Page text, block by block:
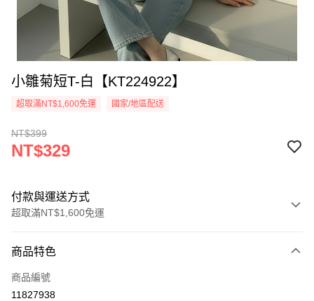
小雛菊短T-白【KT224922】
超取滿NT$1,600免運 國家/地區配送
NT$399
NT$329
付款與運送方式
超取滿NT$1,600免運
信用卡一次付款
超商取貨付款
商品特色
商品編號
11827938